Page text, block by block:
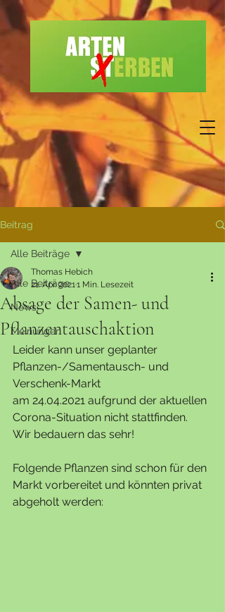
Beitrag
Alle Beiträge
News
Meinungen
Alle Beiträge
Absage der Samen- und
Pflanzentauschaktion
Thomas Hebich
21. Apr. 20211 Min. Lesezeit
Leider kann unser geplanter
Pflanzen-/Samentausch- und
Verschenk-Markt
am 24.04.2021 aufgrund der aktuellen
Corona-Situation nicht stattfinden.
Wir bedauern das sehr!
Folgende Pflanzen sind schon für den
Markt vorbereitet und könnten privat
abgeholt werden: